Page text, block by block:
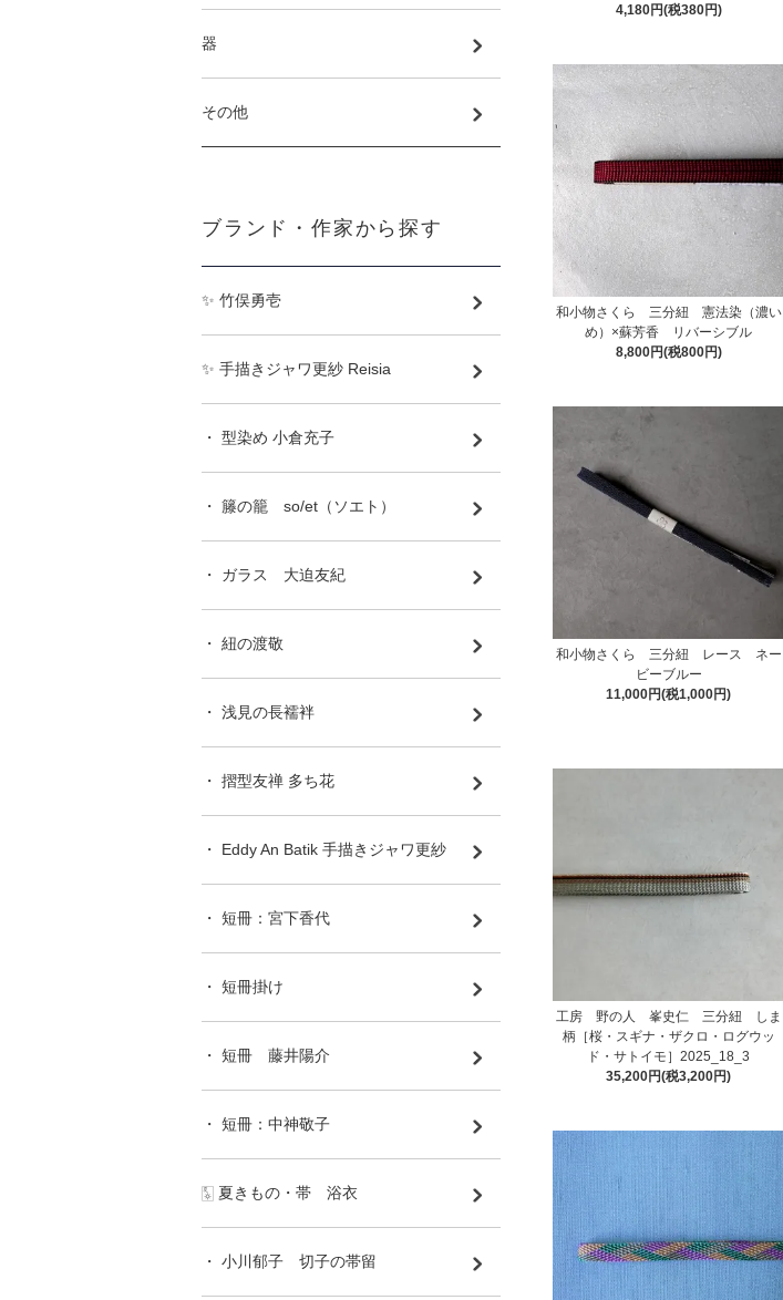
4,180円(税380円)
和小物さくら 三分紐 憲法染（濃い
め）×蘇芳香 リバーシブル
8,800円(税800円)
和小物さくら 三分紐 レース ネー
ビーブルー
11,000円(税1,000円)
工房 野の人 峯史仁 三分紐 しま
柄［桜・スギナ・ザクロ・ログウッ
ド・サトイモ］2025_18_3
35,200円(税3,200円)
器
その他
ブランド・作家から探す
✨ 竹俣勇壱
✨ 手描きジャワ更紗 Reisia
・ 型染め 小倉充子
・ 籐の籠 so/et（ソエト）
・ ガラス 大迫友紀
・ 紐の渡敬
・ 浅見の長襦袢
・ 摺型友禅 多ち花
・ Eddy An Batik 手描きジャワ更紗
・ 短冊：宮下香代
・ 短冊掛け
・ 短冊 藤井陽介
・ 短冊：中神敬子
🀧 夏きもの・帯 浴衣
・ 小川郁子 切子の帯留